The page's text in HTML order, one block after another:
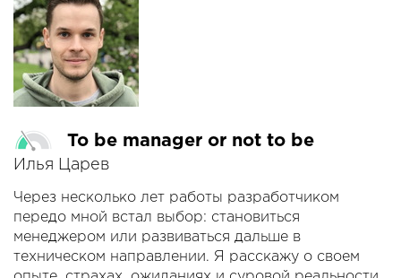
about the quality, the programmers care about fast
delivery of modifications. I wrote about this:
http://www.yegor256.com/2018/03/06/speed-vs-
quality.html
To be manager or not to be
Илья Царев
Через несколько лет работы разработчиком
передо мной встал выбор: становиться
менеджером или развиваться дальше в
техническом направлении. Я расскажу о своем